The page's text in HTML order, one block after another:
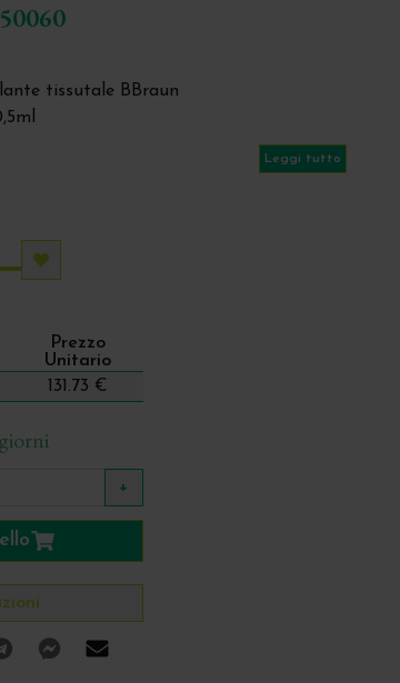
tissutale BBraun
Leggi tutto
Aggiungi ai preferiti
Prezzo
Unitario
131.73 €
+
TelegramFacebook Messenger